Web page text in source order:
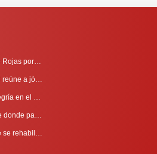
Mensaje de Mons. Juan Miguel Castro Rojas por el 69º Aniversario de Radio Sinaí
Primera Convivencia de Mujeres 2026 reúne a jóvenes en proceso de discernimiento vocacional
Mons. Mark celebró Domingo de la Alegría en el Sur
Mons. Mark visita Térraba, tierra desde donde parte la evangelización
Mons. Mark comparte con jóvenes que se rehabilitan en Comunidad Cenáculo